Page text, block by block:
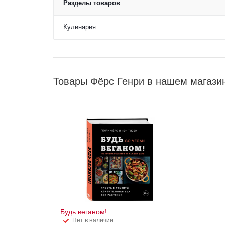
Разделы товаров
Кулинария
Товары Фёрс Генри в нашем
Будь веганом!
Нет в наличии